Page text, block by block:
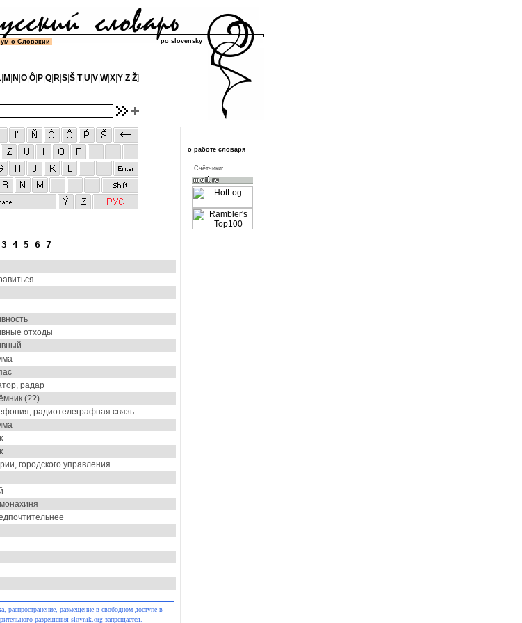
о Словакии po slovensky
| M N O| Ô| P| Q| R| S| Š| T|U V| W|X| Y| Z| Ž]
3 4 5 6 7
отходы
радар
(??)
радиотелеграфная связь
городского управления
распространение, размещение в свободном доступе в
разрешения slovnik.org запрещается.
о работе словаря
Cчётчики: